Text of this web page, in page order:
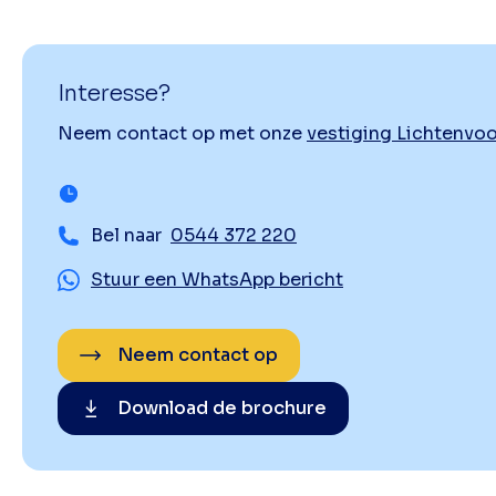
Interesse?
Neem contact op met onzevestiging
Bel naar 0544 372 220
Stuur een WhatsApp bericht
Neem contact op
Download de brochure